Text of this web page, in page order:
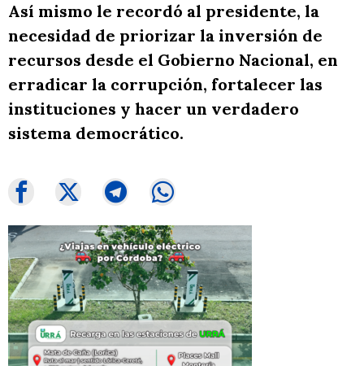
Así mismo le recordó al presidente, la
necesidad de priorizar la inversión de
recursos desde el Gobierno Nacional, en
erradicar la corrupción, fortalecer las
instituciones y hacer un verdadero
sistema democrático.